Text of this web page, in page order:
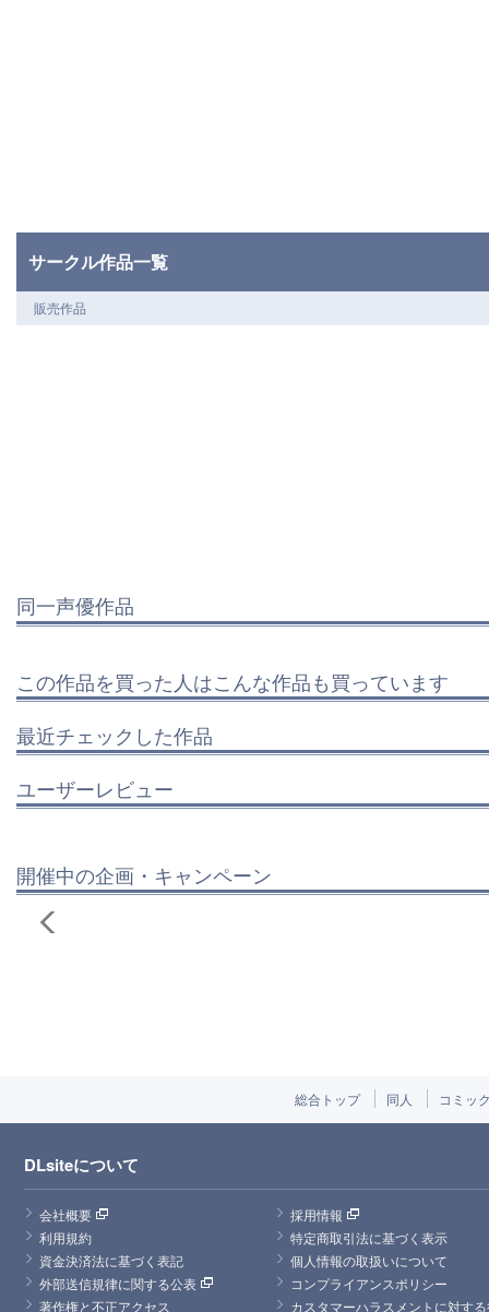
サークル作品一覧
販売作品
同一声優作品
この作品を買った人はこんな作品も買っています
最近チェックした作品
ユーザーレビュー
開催中の企画・キャンペーン
総合トップ 同人 コミッ
DLsiteについて
会社概要
採用情報
利用規約
特定商取引法に基づく表示
資金決済法に基づく表記
個人情報の取扱いについて
外部送信規律に関する公表
コンプライアンスポリシー
著作権と不正アクセス
カスタマーハラスメントに対す